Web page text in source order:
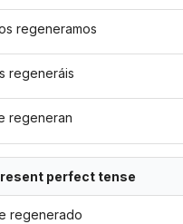
regeneramos
regeneráis
regeneran
perfect tense
regenerado